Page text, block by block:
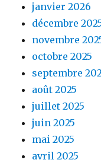
janvier 2026
décembre
novembre
octobre 2025
septembre
août 2025
juillet 2025
juin 2025
mai 2025
avril 2025